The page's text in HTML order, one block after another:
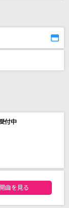
付中
ング
曲を見る